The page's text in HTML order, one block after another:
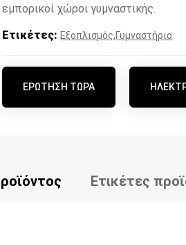
εμπορικοί χώροι γυμναστικής.
Ετικέτες: Εξοπλισμός,Γυμναστήριο
ΕΡΏΤΗΣΗ ΤΏΡΑ
Ετικέτες